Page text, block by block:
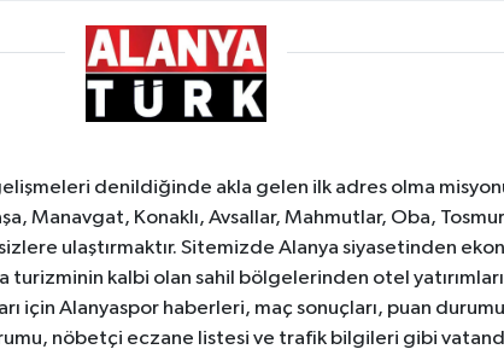
denildiğinde akla gelen ilk adres olma
Manavgat, Konaklı, Avsallar, Mahmutlar, Oba,
ulaştırmaktır. Sitemizde Alanya siyasetinden
turizminin kalbi olan sahil bölgelerinden otel
için Alanyaspor haberleri, maç sonuçları, puan
nöbetçi eczane listesi ve trafik bilgileri gibi